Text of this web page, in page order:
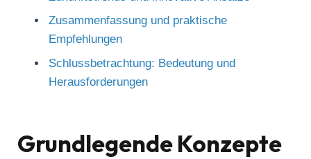
Zusammenfassung und praktische
Empfehlungen
Schlussbetrachtung: Bedeutung und
Herausforderungen
Grundlegende Konzepte